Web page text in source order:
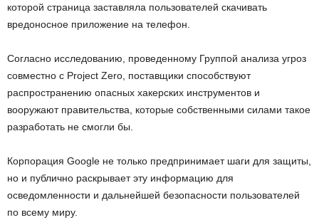
которой страница заставляла пользователей скачивать
вредоносное приложение на телефон.
Согласно исследованию, проведенному Группой анализа угроз
совместно с Project Zero, поставщики способствуют
распространению опасных хакерских инструментов и
вооружают правительства, которые собственными силами такое
разработать не смогли бы.
Корпорация Google не только предпринимает шаги для защиты,
но и публично раскрывает эту информацию для
осведомленности и дальнейшей безопасности пользователей
по всему миру.